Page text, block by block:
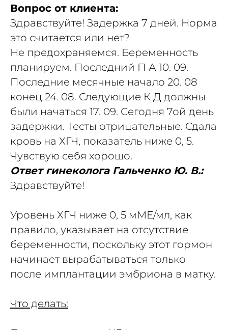
Вопрос от клиента:
Здравствуйте! Задержка 7 дней. Норма
это считается или нет?
Не предохраняемся. Беременность
планируем. Последний П А 10. 09.
Последние месячные начало 20. 08
конец 24. 08. Следующие К Д должны
были начаться 17. 09. Сегодня 7ой день
задержки. Тесты отрицательные. Сдала
кровь на ХГЧ, показатель ниже 0, 5.
Чувствую себя хорошо.
Ответ гинеколога Гальченко Ю. В.:
Здравствуйте!
Уровень ХГЧ ниже 0, 5 мМЕ/мл, как
правило, указывает на отсутствие
беременности, поскольку этот гормон
начинает вырабатываться только
после имплантации эмбриона в матку.
Что делать: